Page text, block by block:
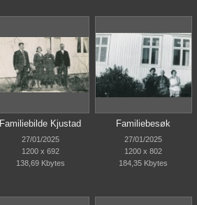
Familiebilde Kjustad
27/01/2025
1200 x 692
138,69 Kbytes
Familiebesøk
27/01/2025
1200 x 802
184,35 Kbytes